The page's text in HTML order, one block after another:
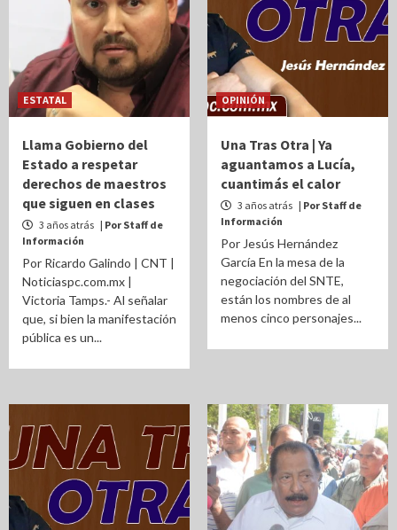
ESTATAL
Llama Gobierno del
Estado a respetar
derechos de maestros
que siguen en clases
3 años atrás | Por Staff de
Información
Por Ricardo Galindo | CNT |
Noticiaspc.com.mx |
Victoria Tamps.- Al señalar
que, si bien la manifestación
pública es un...
OPINIÓN
Una Tras Otra | Ya
aguantamos a Lucía,
cuantimás el calor
3 años atrás | Por Staff de
Información
Por Jesús Hernández
García En la mesa de la
negociación del SNTE,
están los nombres de al
menos cinco personajes...